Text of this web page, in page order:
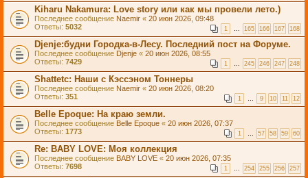
Kiharu Nakamura: Love story или как мы провели лето.)
Последнее сообщение Naemir « 20 июн 2026, 09:48
Ответы: 5032 1 … 165 166 167 168
Djenje:будни Городка-в-Лесу. Последний пост на Форуме.
Последнее сообщение Djenje « 20 июн 2026, 08:55
Ответы: 7429 1 … 245 246 247 248
Shattetc: Наши с Кэссэном Тоннеры
Последнее сообщение Naemir « 20 июн 2026, 08:20
Ответы: 351 1 … 9 10 11 12
Belle Epoque: На краю земли.
Последнее сообщение Belle Epoque « 20 июн 2026, 07:37
Ответы: 1773 1 … 57 58 59 60
Re: BABY LOVE: Моя коллекция
Последнее сообщение BABY LOVE « 20 июн 2026, 07:35
Ответы: 7698 1 … 254 255 256 257